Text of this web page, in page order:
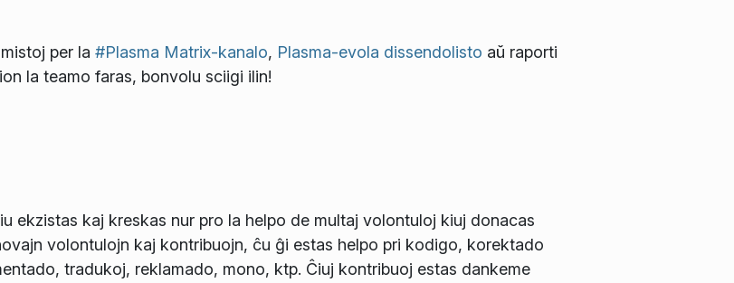
per la #Plasma Matrix-kanalo, Plasma-evola dissendolisto aŭ raporti
la teamo faras, bonvolu sciigi ilin!
ekzistas kaj kreskas nur pro la helpo de multaj volontuloj kiuj donacas
volontulojn kaj kontribuojn, ĉu ĝi estas helpo pri kodigo, korektado
tradukoj, reklamado, mono, ktp. Ĉiuj kontribuoj estas dankeme